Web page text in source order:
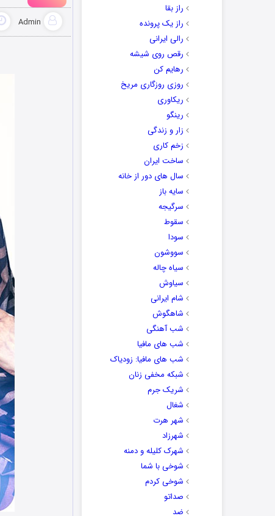
راز بقا
راز یک پرونده
رالی ایرانی
رقص روی شیشه
رهایم کن
روزی روزگاری مریخ
ریکاوری
رینگو
زار و زندگی
زخم کاری
ساخت ایران
سال های دور از خانه
سایه باز
سرگیجه
سقوط
سودا
سووشون
سیاه چاله
سیاوش
شام ایرانی
شاهگوش
شب آهنگی
شب های مافیا
شب های مافیا: زودیاک
شبکه مخفی زنان
شریک جرم
شغال
شهر هرت
شهرزاد
شهرک کلیله و دمنه
شوخی با شما
شوخی کردم
صداتو
ضد
Admin